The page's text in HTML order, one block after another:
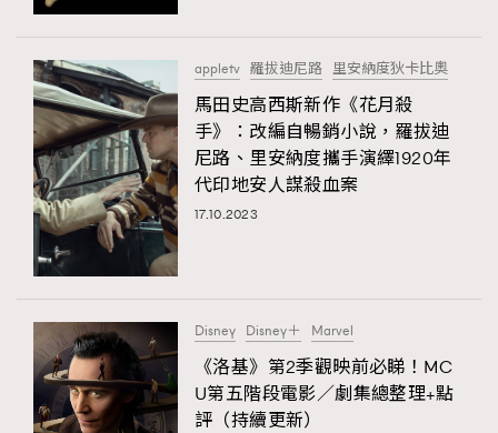
appletv 羅拔迪尼路 里安納度狄卡比奧
馬田史高西斯新作《花月殺
手》：改編自暢銷小說，羅拔迪
尼路、里安納度攜手演繹1920年
代印地安人謀殺血案
17.10.2023
Disney Disney＋ Marvel
《洛基》第2季觀映前必睇！MC
U第五階段電影／劇集總整理+點
評（持續更新）